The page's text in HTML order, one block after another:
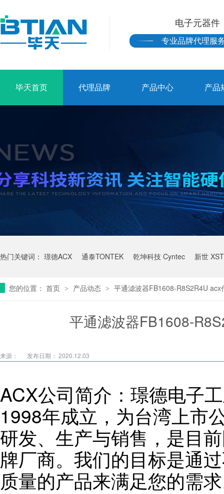
电子元器件
专业品牌代理服
毕天首页 代理品牌 产品中心 产品
热门关键词： 璟德ACX 通泰TONTEK 乾坤科技 Cyntec 新世
您的位置： 首页 > 产品动态 > 平通滤波器FB1608-R8S2R4U
平通滤波器FB1608-
来源： 发布日期： 2020.12.03
ACX公司简介：璟德电子
1998年成立，为台湾上市
研发、生产与销售，是目
牌厂商。我们的目标是通
质量的产品来满足您的需